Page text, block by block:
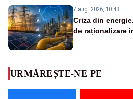
7 aug. 2026, 10:43
Criza din
de raționalizare
URMĂREȘTE-NE PE